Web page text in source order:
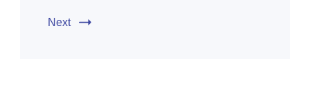
Next